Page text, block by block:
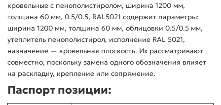
кровельные с пенополистиролом, ширина 1200 мм,
толщина 60 мм, 0.5/0.5, RAL5021 содержит параметры:
ширина 1200 мм, толщина 60 мм, облицовки 0.5/0.5 мм,
утеплитель пенополистирол, исполнение RAL 5021,
назначение — кровельная плоскость. Их рассматривают
совместно, поскольку замена одного обозначения влияет
на раскладку, крепление или сопряжение.
Паспорт позиции: